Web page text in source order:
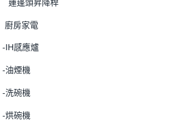
蓮蓬頭昇降桿
▍廚房家電
-IH感應爐
-油煙機
-洗碗機
-烘碗機